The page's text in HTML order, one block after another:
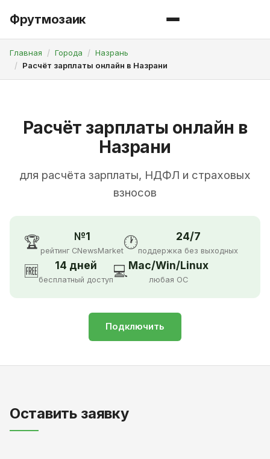
Фрутмозаик
Главная Города
Назрань
Расчёт зарплаты онлайн в Назрани
Расчёт зарплаты онлайн в
Назрани
для расчёта зарплаты, НДФЛ и страховых
взносов
🏆 №1
рейтинг CNewsMarket🕐 24/7
поддержка без выходных
🆓 14 дней
бесплатный доступ💻Mac/Win/Linux
любая ОС
Подключить
Оставить заявку